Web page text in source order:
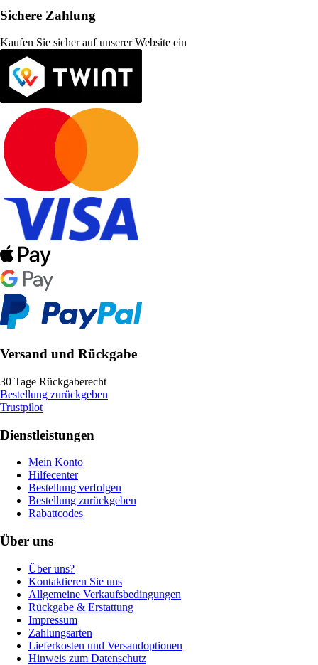
Sichere Zahlung
Kaufen Sie sicher auf unserer Website ein
Versand und Rückgabe
30 Tage Rückgaberecht
Bestellung zurückgeben
Trustpilot
Dienstleistungen
Mein Konto
Hilfecenter
Bestellung verfolgen
Bestellung zurückgeben
Rabattcodes
Über uns
Über uns?
Kontaktieren Sie uns
Allgemeine Verkaufsbedingungen
Rückgabe & Erstattung
Impressum
Zahlungsarten
Lieferkosten und Versandoptionen
Hinweis zum Datenschutz